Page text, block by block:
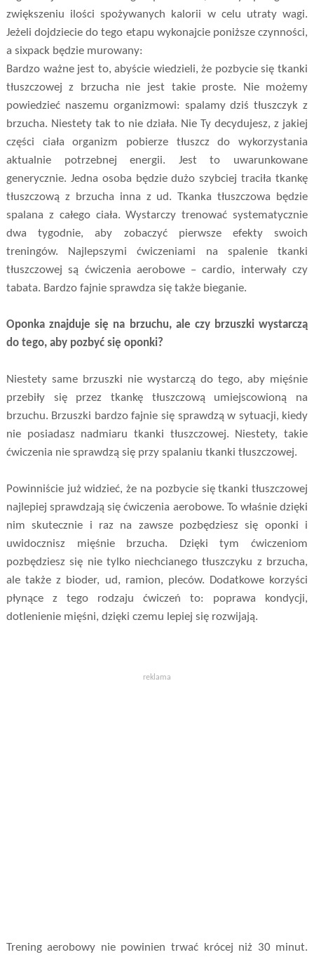
zwiększeniu ilości spożywanych kalorii w celu utraty wagi.
Jeżeli dojdziecie do tego etapu wykonajcie poniższe czynności,
a sixpack będzie murowany:
Bardzo ważne jest to, abyście wiedzieli, że pozbycie się tkanki
tłuszczowej z brzucha nie jest takie proste. Nie możemy
powiedzieć naszemu organizmowi: spalamy dziś tłuszczyk z
brzucha. Niestety tak to nie działa. Nie Ty decydujesz, z jakiej
części ciała organizm pobierze tłuszcz do wykorzystania
aktualnie potrzebnej energii. Jest to uwarunkowane
generycznie. Jedna osoba będzie dużo szybciej traciła tkankę
tłuszczową z brzucha inna z ud. Tkanka tłuszczowa będzie
spalana z całego ciała. Wystarczy trenować systematycznie
dwa tygodnie, aby zobaczyć pierwsze efekty swoich
treningów. Najlepszymi ćwiczeniami na spalenie tkanki
tłuszczowej są ćwiczenia aerobowe – cardio, interwały czy
tabata. Bardzo fajnie sprawdza się także bieganie.
Oponka znajduje się na brzuchu, ale czy brzuszki wystarczą
do tego, aby pozbyć się oponki?
Niestety same brzuszki nie wystarczą do tego, aby mięśnie
przebiły się przez tkankę tłuszczową umiejscowioną na
brzuchu. Brzuszki bardzo fajnie się sprawdzą w sytuacji, kiedy
nie posiadasz nadmiaru tkanki tłuszczowej. Niestety, takie
ćwiczenia nie sprawdzą się przy spalaniu tkanki tłuszczowej.
Powinniście już widzieć, że na pozbycie się tkanki tłuszczowej
najlepiej sprawdzają się ćwiczenia aerobowe. To właśnie dzięki
nim skutecznie i raz na zawsze pozbędziesz się oponki i
uwidocznisz mięśnie brzucha. Dzięki tym ćwiczeniom
pozbędziesz się nie tylko niechcianego tłuszczyku z brzucha,
ale także z bioder, ud, ramion, pleców. Dodatkowe korzyści
płynące z tego rodzaju ćwiczeń to: poprawa kondycji,
dotlenienie mięśni, dzięki czemu lepiej się rozwijają.
reklama
Trening aerobowy nie powinien trwać krócej niż 30 minut.